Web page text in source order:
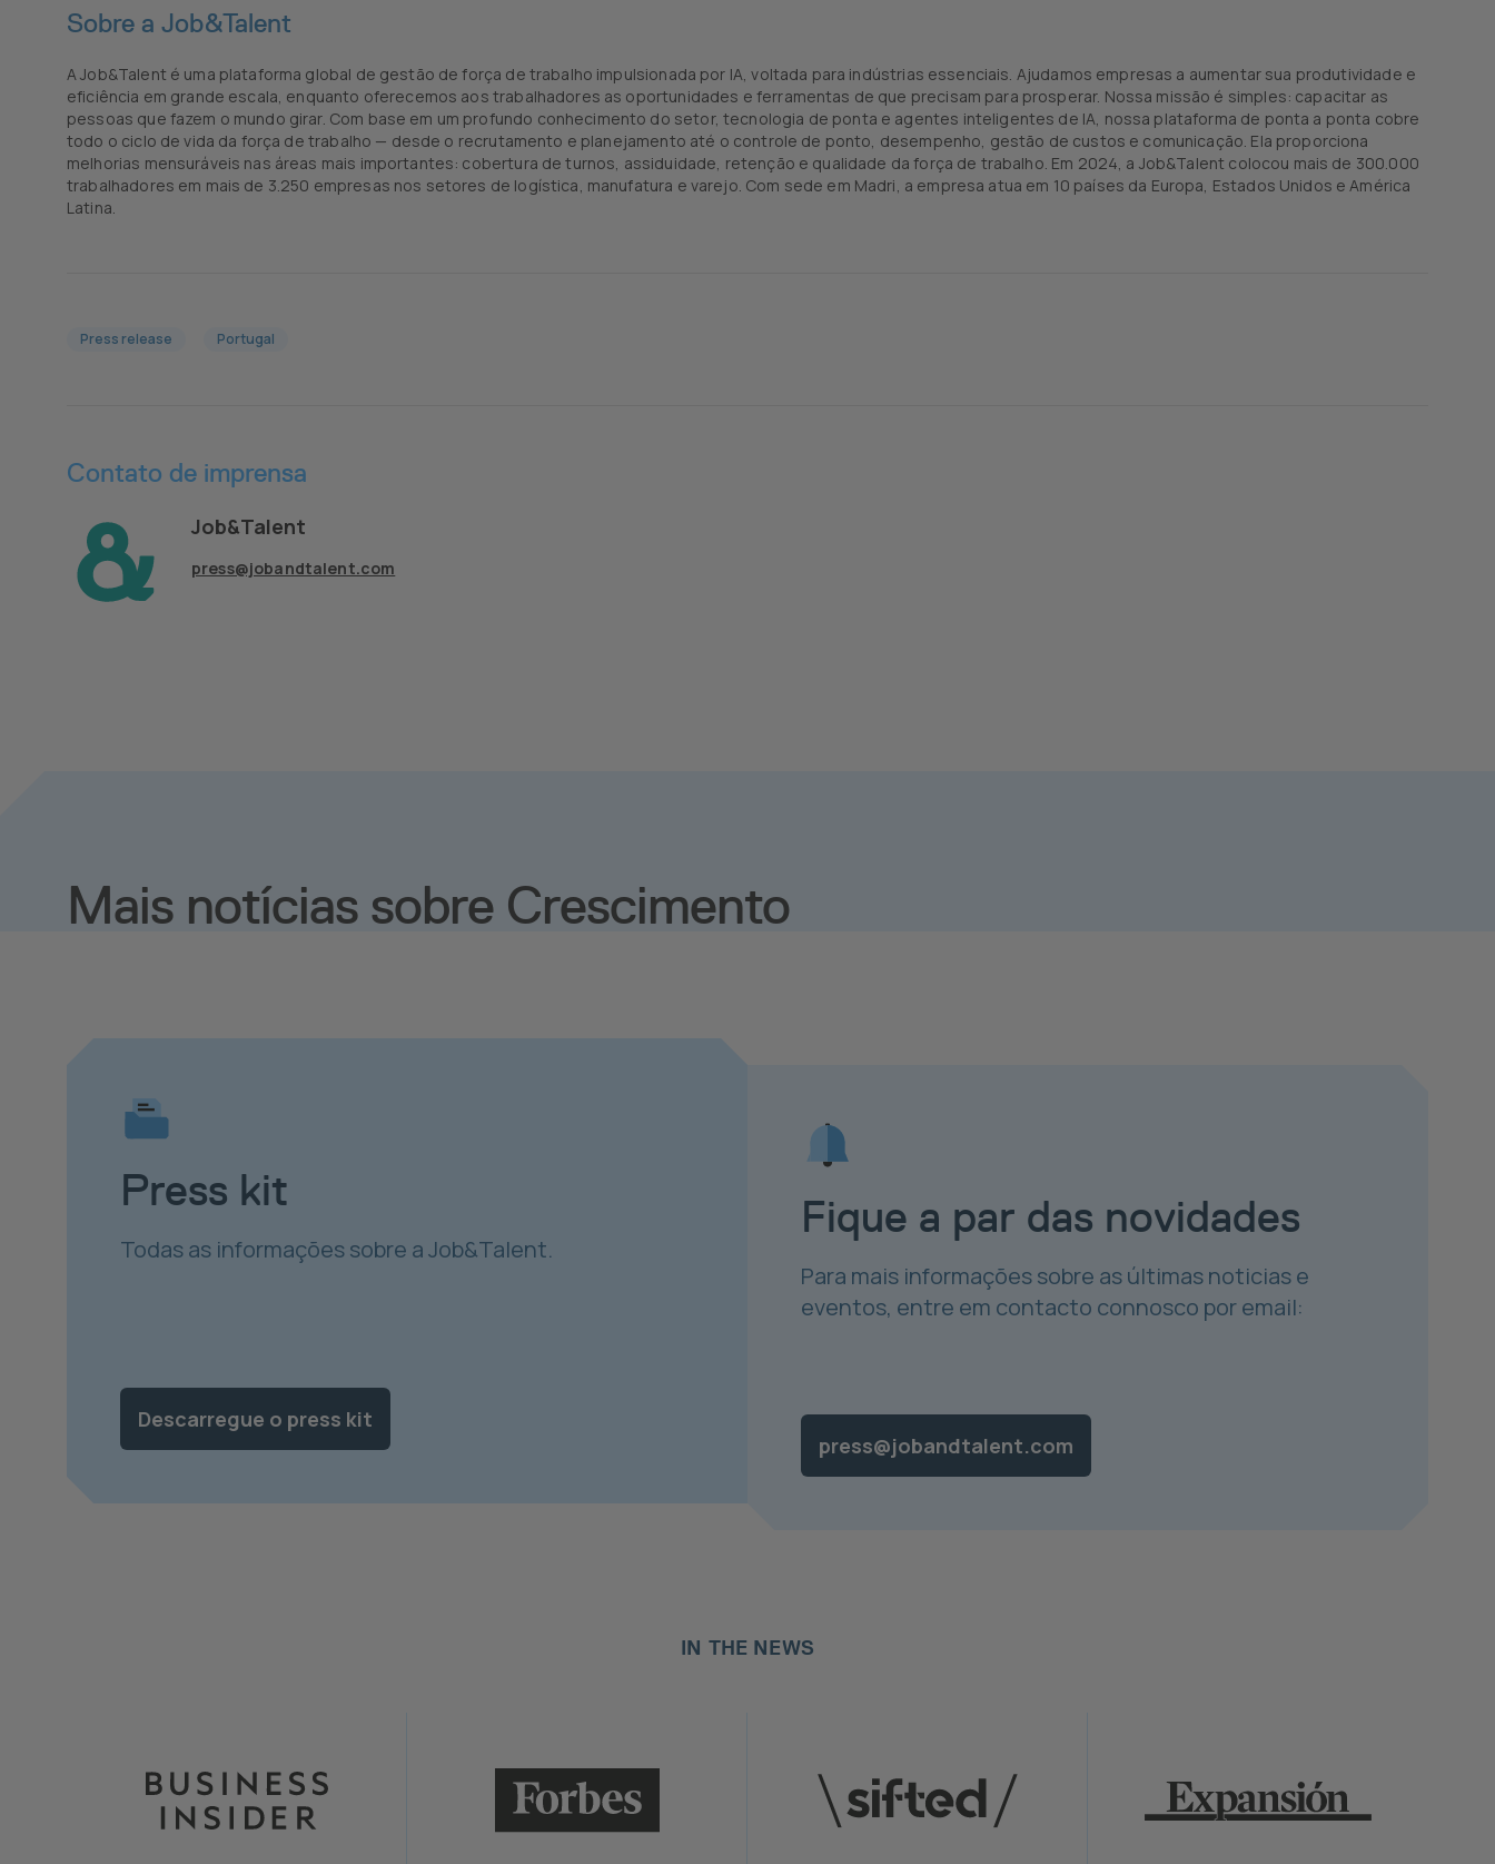
Sobre a Job&Talent
A Job&Talent é uma plataforma global de gestão de força de trabalho impulsionada por IA, voltada para indústrias essenciais. Ajudamos empresas a aumentar sua produtividade e
eficiência em grande escala, enquanto oferecemos aos trabalhadores as oportunidades e ferramentas de que precisam para prosperar. Nossa missão é simples: capacitar as
pessoas que fazem o mundo girar. Com base em um profundo conhecimento do setor, tecnologia de ponta e agentes inteligentes de IA, nossa plataforma de ponta a ponta cobre
todo o ciclo de vida da força de trabalho — desde o recrutamento e planejamento até o controle de ponto, desempenho, gestão de custos e comunicação. Ela proporciona
melhorias mensuráveis nas áreas mais importantes: cobertura de turnos, assiduidade, retenção e qualidade da força de trabalho. Em 2024, a Job&Talent colocou mais de 300.000
trabalhadores em mais de 3.250 empresas nos setores de logística, manufatura e varejo. Com sede em Madri, a empresa atua em 10 países da Europa, Estados Unidos e América
Latina.
Press release Portugal
Contato de imprensa
Job&Talent
press@jobandtalent.com
Mais notícias sobre Crescimento
Press kit
Todas as informações sobre a Job&Talent.
Descarregue o press kit
Fique a par das novidades
Para mais informações sobre as últimas noticias e
eventos, entre em contacto connosco por email:
press@jobandtalent.com
IN THE NEWS